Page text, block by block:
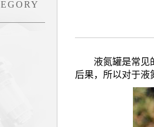
液氮罐是常见的
后果，所以对于液